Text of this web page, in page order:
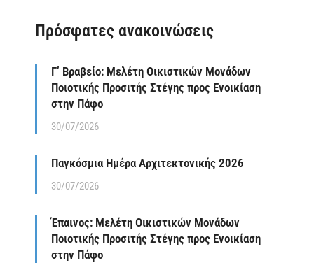
Πρόσφατες ανακοινώσεις
Γ’ Βραβείο: Μελέτη Οικιστικών Μονάδων
Ποιοτικής Προσιτής Στέγης προς Ενοικίαση
στην Πάφο
30/07/2026
Παγκόσμια Ημέρα Αρχιτεκτονικής 2026
30/07/2026
Έπαινος: Μελέτη Οικιστικών Μονάδων
Ποιοτικής Προσιτής Στέγης προς Ενοικίαση
στην Πάφο